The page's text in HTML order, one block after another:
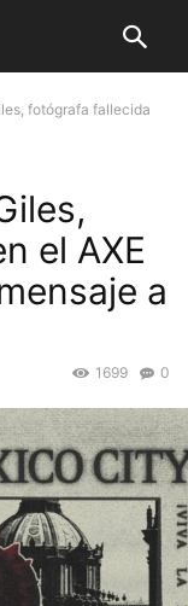
fotógrafa fallecida
el AXE
a
0
1699